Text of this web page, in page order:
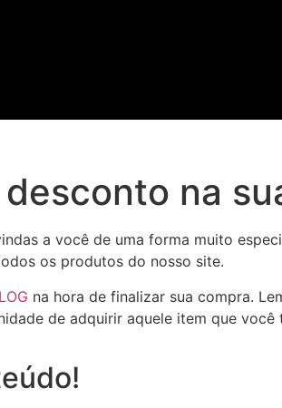
na
a você de uma forma muito
os produtos do nosso site.
na hora de finalizar sua compra.
de adquirir aquele item que